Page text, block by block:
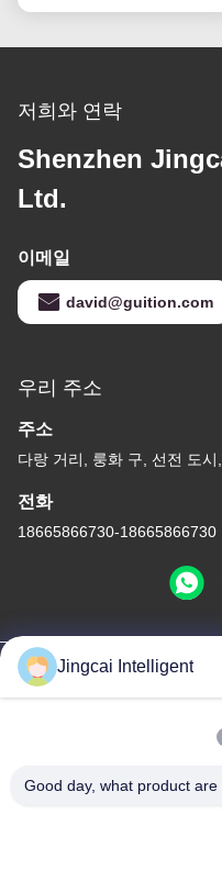
저희와 연락
Shenzhen
Ltd.
이메일
david@guition.com
우리 주소
주소
다랑 거리, 룽화 구, 선전 도
전화
18665866730-18665866730
개인정보
중국 좋은 품질 ESP32 디
Shenzhen Jingcai
Jingcai Intelligent
Good day, what product